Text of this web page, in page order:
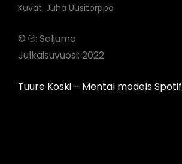
Kuvat: Juha Uusitorppa
© ℗: Soljumo
Julkaisuvuosi: 2022
Tuure Koski – Mental models Spotif